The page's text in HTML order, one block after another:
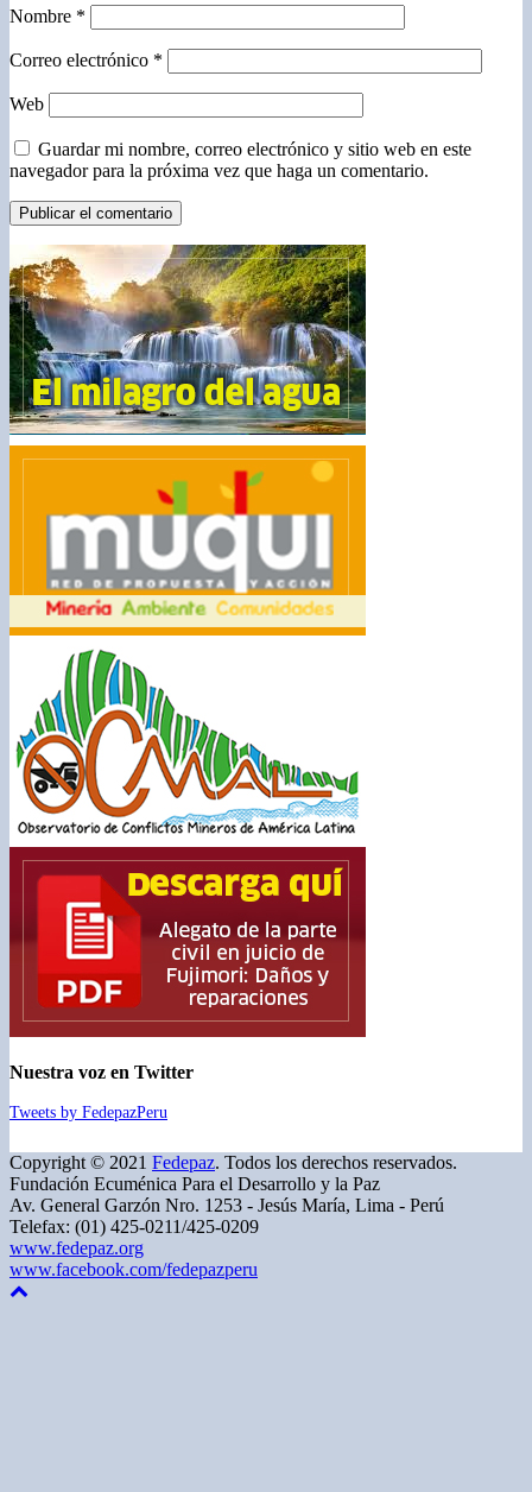
Nombre *
Correo electrónico *
Web
Guardar mi nombre, correo electrónico y sitio web en este
navegador para la próxima vez que haga un comentario.
Nuestra voz en Twitter
Tweets by FedepazPeru
Copyright © 2021 Fedepaz. Todos los derechos reservados.
Fundación Ecuménica Para el Desarrollo y la Paz
Av. General Garzón Nro. 1253 - Jesús María, Lima - Perú
Telefax: (01) 425-0211/425-0209
www.fedepaz.org
www.facebook.com/fedepazperu